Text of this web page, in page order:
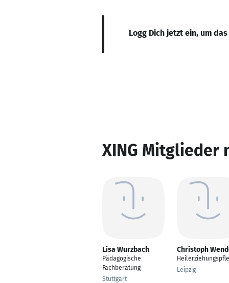
Logg Dich jetzt ein, um
XING Mitglieder
Lisa Wurzbach
Pädagogische
Fachberatung
Stuttgart
Christoph
Leipzig